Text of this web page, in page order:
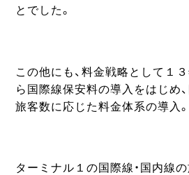
とでした。
この他にも、料金戦略として１
ら国際線保安料の導入をはじめ
旅客数に応じた料金体系の導入。
ターミナル１の国際線・国内線